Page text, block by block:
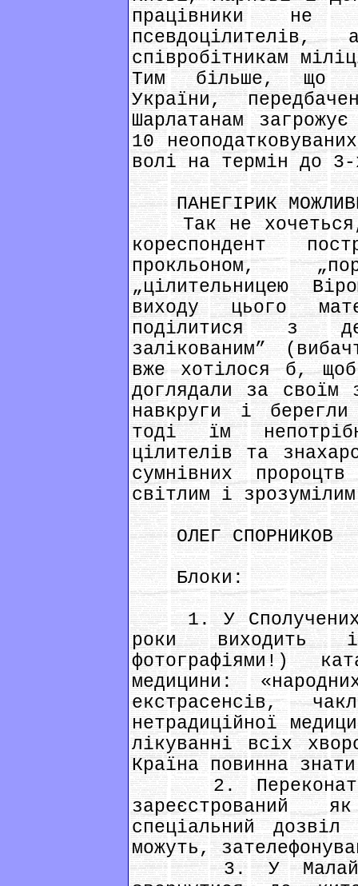
працівники не
співробітникам
Тим більше, що в
України,
Шарлатанам
10
волі на термін до
ПАНЕГІРИК
Так не хочеться,
кореспондент
прокльоном,
„цілительницею
виходу цього
поділитися з
залікованим”
вже хотілося б,
доглядали за своїм
навкруги і
тоді їм
цілителів та
сумнівних
світлим і
ОЛЕГ СПОРНИКОВ
Блоки:
1. У Сполучених
роки виходить
фотографіями!)
медицини:
екстрасенсів,
нетрадиційної
лікуванні всіх
Країна повинна
2.
зареєстрований
спеціальний
можуть,
3. У Малайзии